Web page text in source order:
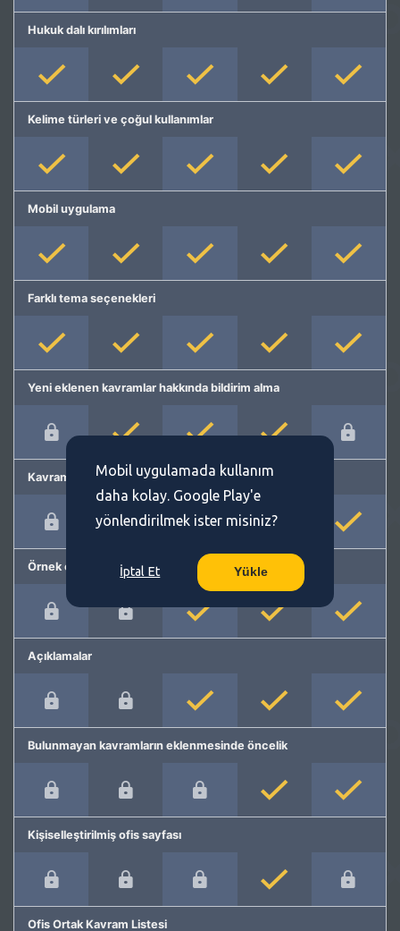
Hukuk dalı kırılımları
Kelime türleri ve çoğul kullanımlar
Mobil uygulama
Farklı tema seçenekleri
Yeni eklenen kavramlar hakkında bildirim alma
Kavram önerme
Örnek cümleler
Açıklamalar
Bulunmayan kavramların eklenmesinde öncelik
Kişiselleştirilmiş ofis sayfası
Ofis Ortak Kavram Listesi
Mobil uygulamada kullanım
daha kolay. Google Play'e
yönlendirilmek ister misiniz?
İptal Et Yükle